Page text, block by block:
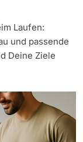
Laufen:
und passende
Deine Ziele